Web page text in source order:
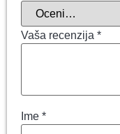
Vaša recenzija *
Ime *